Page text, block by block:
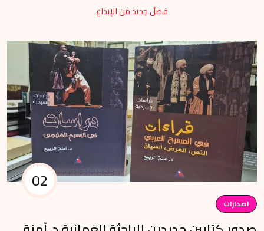
فصلٌ جديد من الإبداع
02
اصدارات